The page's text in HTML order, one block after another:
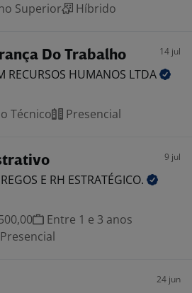
Superior Híbrido
Do Trabalho 14 jul
RECURSOS HUMANOS LTDA
Técnico Presencial
9 jul
E RH ESTRATÉGICO.
Entre 1 e 3 anos
Presencial
24 jun